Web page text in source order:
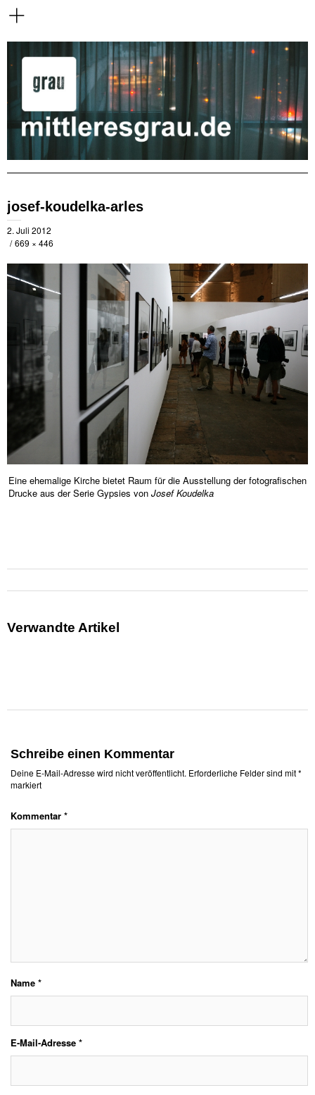
josef-koudelka-arles
2. Juli 2012
669 × 446
Eine ehemalige Kirche bietet Raum für die Ausstellung der fotografischen
Drucke aus der Serie Gypsies von Josef Koudelka
Verwandte Artikel
Schreibe einen Kommentar
Deine E-Mail-Adresse wird nicht veröffentlicht. Erforderliche Felder sind mit*
markiert
Kommentar *
Name *
E-Mail-Adresse *